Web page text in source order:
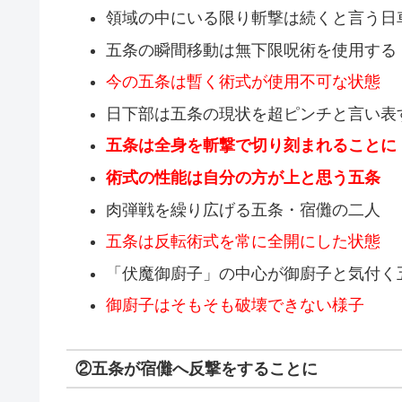
領域の中にいる限り斬撃は続くと言う日
五条の瞬間移動は無下限呪術を使用する
今の五条は暫く術式が使用不可な状態
日下部は五条の現状を超ピンチと言い表
五条は全身を斬撃で切り刻まれることに
術式の性能は自分の方が上と思う五条
肉弾戦を繰り広げる五条・宿儺の二人
五条は反転術式を常に全開にした状態
「伏魔御廚子」の中心が御廚子と気付く
御廚子はそもそも破壊できない様子
②五条が宿儺へ反撃をすることに